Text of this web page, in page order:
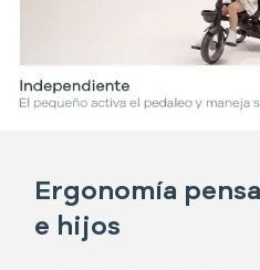
Ergonomía
e hijos